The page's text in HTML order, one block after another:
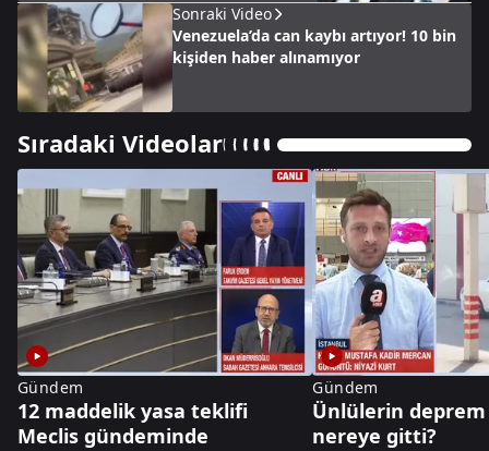
Sonraki Video
Venezuela’da can kaybı artıyor! 10 bin
kişiden haber alınamıyor
Sıradaki Videolar
Gündem
12 maddelik yasa teklifi
Meclis gündeminde
Gündem
Ünlülerin deprem
nereye gitti?